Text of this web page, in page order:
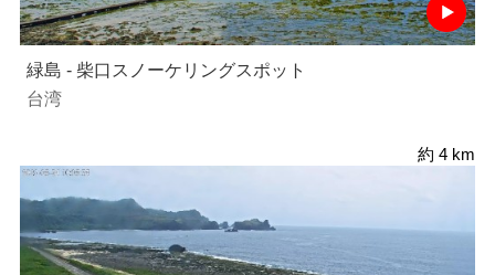
緑島 - 柴口スノーケリングスポット
台湾
約 4 km